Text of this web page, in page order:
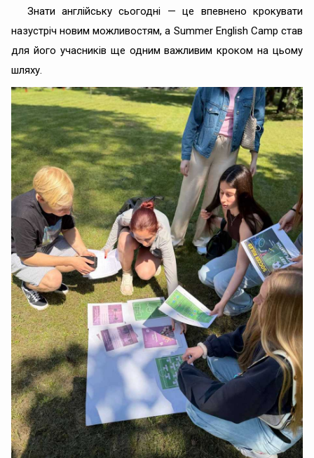
Знати англійську сьогодні — це впевнено крокувати
назустріч новим можливостям, а Summer English Camp став
для його учасників ще одним важливим кроком на цьому
шляху.